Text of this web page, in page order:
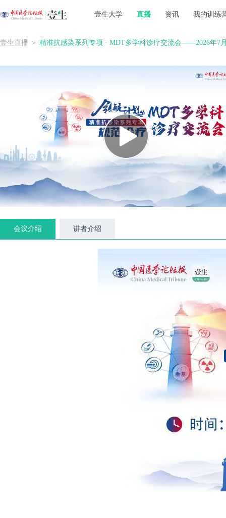
壹生大学 直播 资讯 我的训练
壹生直播 ＞ 精准抗感染系列专项 · MDT多学科诊疗交流会——2026年7
会议介绍 讲者介绍